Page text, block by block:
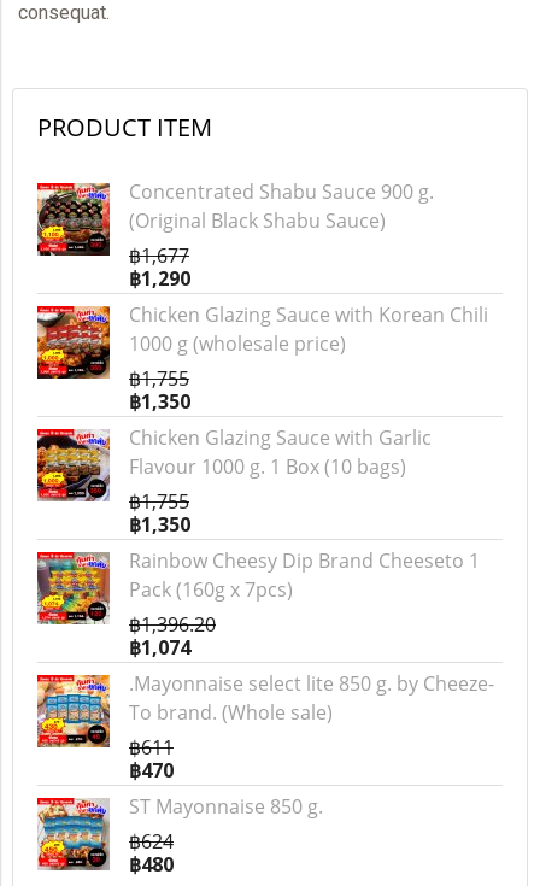
consequat.
PRODUCT ITEM
Concentrated Shabu Sauce 900 g.
(Original Black Shabu Sauce)
฿1,677
฿1,290
Chicken Glazing Sauce with Korean Chili
1000 g (wholesale price)
฿1,755
฿1,350
Chicken Glazing Sauce with Garlic
Flavour 1000 g. 1 Box (10 bags)
฿1,755
฿1,350
Rainbow Cheesy Dip Brand Cheeseto 1
Pack (160g x 7pcs)
฿1,396.20
฿1,074
.Mayonnaise select lite 850 g. by Cheeze-
To brand. (Whole sale)
฿611
฿470
ST Mayonnaise 850 g.
฿624
฿480